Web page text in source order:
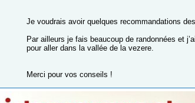
Je voudrais avoir quelques recommandations
Par ailleurs je fais beaucoup de randonnées et
pour aller dans la vallée de la vezere.
Merci pour vos conseils !